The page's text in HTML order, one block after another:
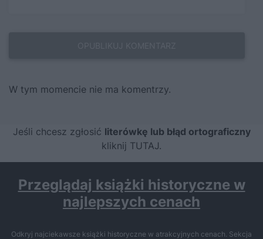
W tym momencie nie ma komentrzy.
Jeśli chcesz zgłosić literówkę lub błąd ortograficzny
kliknij TUTAJ.
Przeglądaj książki historyczne w
najlepszych cenach
Odkryj najciekawsze książki historyczne w atrakcyjnych cenach. Sekcja